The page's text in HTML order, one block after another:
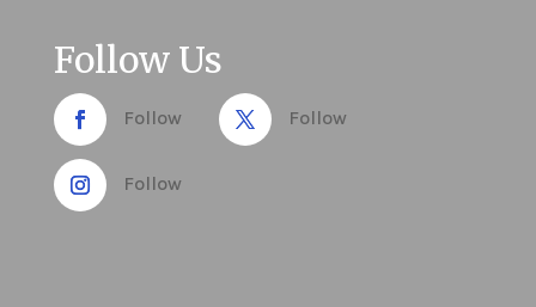
Follow Us
Follow Follow
Follow